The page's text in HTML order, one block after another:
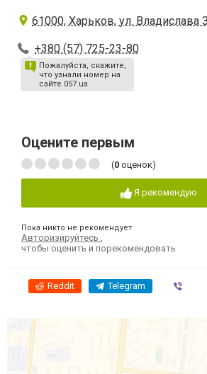
61000, Харьков, ул. Владислава
+380 (57) 725-23-80
Пожалуйста, скажите,
что узнали номер на
сайте 057.ua
Оцените первым
(0 оценок)
Я рекомендую
Пока никто не рекомендует
Авторизируйтесь
чтобы оценить и порекомендовать
Reddit Telegram